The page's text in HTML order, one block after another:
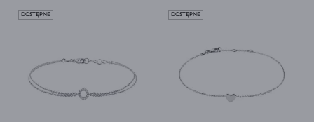
DOSTĘPNE DOSTĘPNE